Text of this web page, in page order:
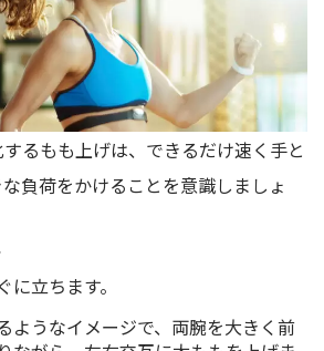
るもも上げは、できるだけ速く手と
負荷をかけることを意識しましょ
に立ちます。
ようなイメージで、両腕を大きく前